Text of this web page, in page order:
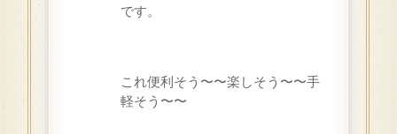
です。
これ便利そう〜〜楽しそう〜〜手
軽そう〜〜